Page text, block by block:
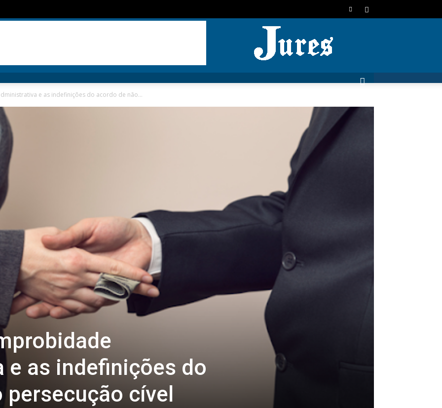
e as indefinições do acordo de não...
as indefinições do
persecução cível